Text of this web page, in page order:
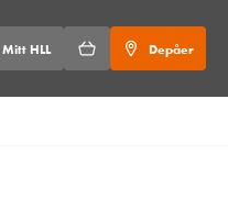
Mitt HLL Depåer